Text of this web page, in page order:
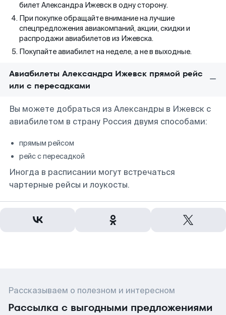
билет Александра Ижевск в одну сторону.
При покупке обращайте внимание на лучшие
спецпредложения авиакомпаний, акции, скидки и
распродажи авиабилетов из Ижевска.
Покупайте авиабилет на неделе, а не в выходные.
Авиабилеты Александра Ижевск прямой рейс
или с пересадками
Вы можете добраться из Александры в Ижевск с
авиабилетом в страну Россия двумя способами:
прямым рейсом
рейс с пересадкой
Иногда в расписании могут встречаться
чартерные рейсы и лоукосты.
Рассказываем о полезном и интересном
Рассылка с выгодными предложениями